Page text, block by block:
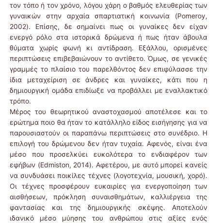
τον τόπο ή τον χρόνο, λόγου χάρη ο βαθμός ελευθερίας των
γυναικών στην αρχαία σπαρτιατική κοινωνία (Pomeroy,
2002). Επίσης, δε σημαίνει πως οι γυναίκες δεν είχαν
ενεργό ρόλο στα ιστορικά δρώμενα ή πως ήταν άβουλα
θύματα χωρίς φωνή κι αντίδραση. Εξάλλου, ορισμένες
περιπτώσεις επιβεβαιώνουν το αντίθετο. Όμως, σε γενικές
γραμμές το πλαίσιο του παρελθόντος δεν επιφύλασσε την
ίδια μεταχείριση σε άνδρες και γυναίκες, κάτι που η
δημιουργική ομάδα επιδίωξε να προβάλλει με εναλλακτικό
τρόπο.
Μέρος του θεωρητικού αναστοχασμού αποτέλεσε και το
ερώτημα ποιο θα ήταν το κατάλληλο είδος εισήγησης για να
παρουσιαστούν οι παραπάνω περιπτώσεις στο συνέδριο. Η
επιλογή του δρώμενου δεν ήταν τυχαία. Αφενός, είναι ένα
μέσο που προσελκύει ευκολότερα το ενδιαφέρον των
εφήβων (Edmiston, 2014). Αφετέρου, με αυτό μπορεί κανείς
να συνδυάσει ποικίλες τέχνες (λογοτεχνία, μουσική, χορό).
Οι τέχνες προσφέρουν ευκαιρίες για ενεργοποίηση των
αισθήσεων, πρόκληση συναισθημάτων, καλλιέργεια της
φαντασίας και της δημιουργικής σκέψης. Αποτελούν
ιδανικό μέσο μύησης του ανθρώπου στις αξίες ενός